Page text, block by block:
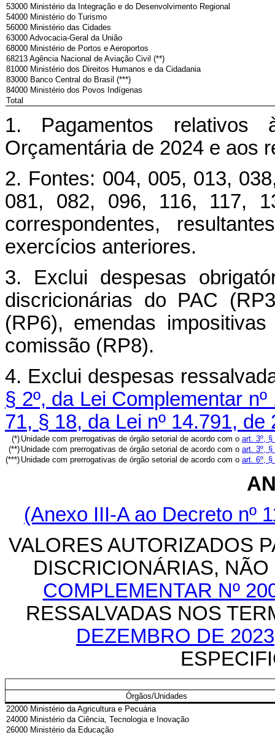
53000 Ministério da Integração e do Desenvolvimento Regional
54000 Ministério do Turismo
56000 Ministério das Cidades
63000 Advocacia-Geral da União
68000 Ministério de Portos e Aeroportos
68213 Agência Nacional de Aviação Civil (**)
81000 Ministério dos Direitos Humanos e da Cidadania
83000 Banco Central do Brasil (***)
84000 Ministério dos Povos Indígenas
Total
1. Pagamentos relativos
Orçamentária de 2024 e aos
2. Fontes: 004, 005, 013,
081, 082, 096, 116, 117,
correspondentes,
exercícios anteriores.
3. Exclui despesas
discricionárias do PAC
(RP6), emendas
comissão (RP8).
4. Exclui despesas
§ 2º, da Lei Complementar
71, § 18, da Lei nº 14.791,
(*) Unidade com prerrogativas de órgão setorial de acordo com o art. 3º, §
(**) Unidade com prerrogativas de órgão setorial de acordo com o art. 3º, §
(***) Unidade com prerrogativas de órgão setorial de acordo com o art. 6º, §
(Anexo III-A ao Decreto nº
VALORES AUTORIZADOS
DISCRICIONÁRIAS,
COMPLEMENTAR Nº
RESSALVADAS NOS
DEZEMBRO DE 2023
Órgãos/Unidades
22000 Ministério da Agricultura e Pecuária
24000 Ministério da Ciência, Tecnologia e Inovação
26000 Ministério da Educação